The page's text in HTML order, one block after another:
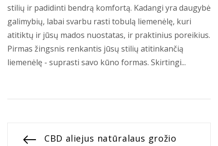
stilių ir padidinti bendrą komfortą. Kadangi yra daugybė
galimybių, labai svarbu rasti tobulą liemenėlę, kuri
atitiktų ir jūsų mados nuostatas, ir praktinius poreikius.
Pirmas žingsnis renkantis jūsų stilių atitinkančią
liemenėlę - suprasti savo kūno formas. Skirtingi...
NavigacijaPrevious
CBD aliejus natūralaus grožio